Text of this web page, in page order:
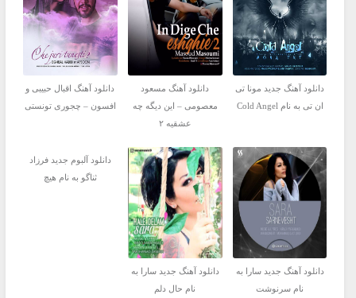
دانلود آهنگ جدید مونا تی
ان تی به نام Cold Angel
دانلود آهنگ مسعود
معصومی – این دیگه چه
عشقیه ۲
دانلود آهنگ اقبال حبیبی و
افسون – چجوری تونستی
دانلود آهنگ جدید سارا به
نام سرنوشت
دانلود آهنگ جدید سارا به
نام حال دلم
دانلود آلبوم جدید فرزاد
ثناگو به نام هیچ